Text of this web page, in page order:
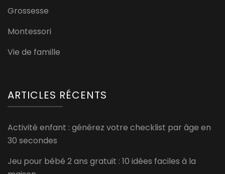
Grossesse
Montessori
Vie de famille
ARTICLES RÉCENTS
Activité enfant : générez votre checklist par âge en
30 secondes
Jeu pour bébé 2 ans gratuit : 10 idées faciles à la